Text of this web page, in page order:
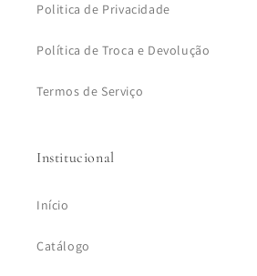
Politica de Privacidade
Política de Troca e Devolução
Termos de Serviço
Institucional
Início
Catálogo